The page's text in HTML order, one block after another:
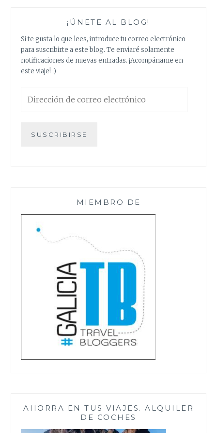
¡ÚNETE AL BLOG!
Si te gusta lo que lees, introduce tu correo electrónico
para suscribirte a este blog. Te enviaré solamente
notificaciones de nuevas entradas. ¡Acompáñame en
este viaje! :)
de
SUSCRIBIRSE
MIEMBRO DE
AHORRA EN TUS VIAJES. ALQUILER
DE COCHES